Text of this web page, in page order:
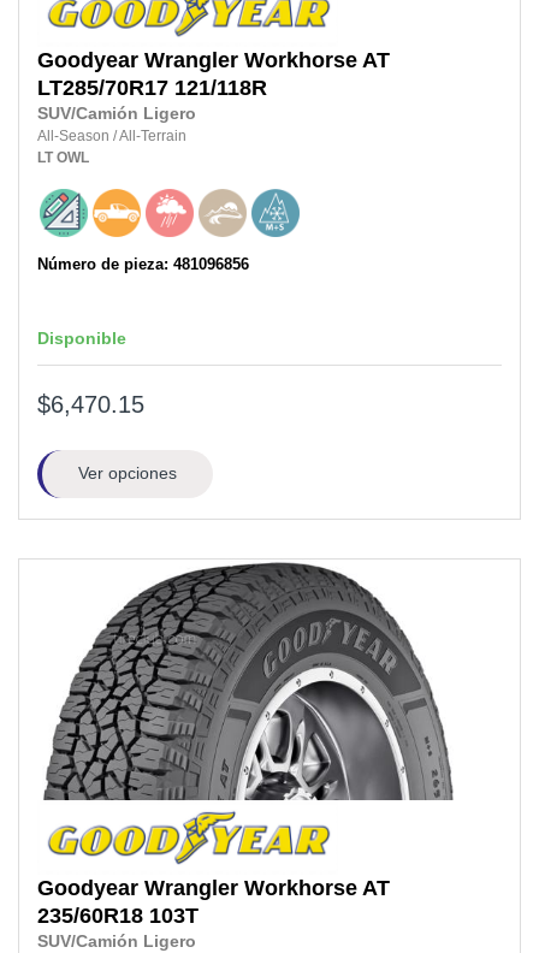
Goodyear Wrangler Workhorse AT
LT285/70R17 121/118R
SUV/Camión Ligero
All-Season /All-Terrain
LT OWL
Número de pieza: 481096856
Disponible
$6,470.15
Ver opciones
Goodyear Wrangler Workhorse AT
235/60R18 103T
SUV/Camión Ligero